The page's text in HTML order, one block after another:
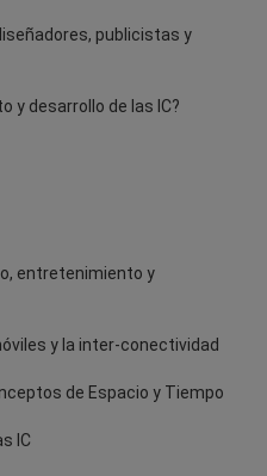
publicistas y
y desarrollo de las IC?
entretenimiento y
y la inter-conectividad
de Espacio y Tiempo
IC